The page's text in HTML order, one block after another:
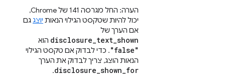
הערה: החל מגרסה 141 של Chrome,
יכול להיות שטקסט הגילוי הנאות יוצגגם
אם הערך של
disclosure_text_shown הוא
"false". כדי לבדוק אם טקסט הגילוי
הנאות הוצג, צריך לבדוק את הערך
disclosure_shown_for
.